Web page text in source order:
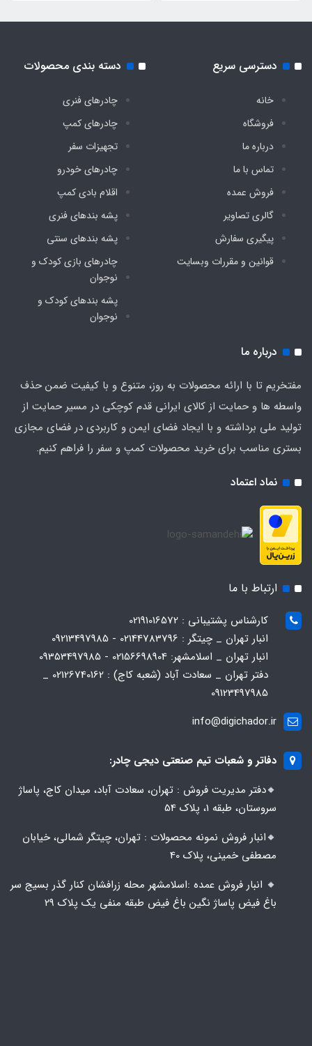
دارد
تعداد درب
یک عدد مجهز به توری پشه بند
تعداد پنجره
یک عدد مجهز به توری پشه بند
چین
نماد اعتماد
دسترسی سریع
خانه
فروشگاه
درباره ما
تماس با ما
فروش عمده
گالری تصاویر
پیگیری سفارش
قوانین و مقررات وبسایت
دسته بندی محصولات
چادرهای فنری
چادرهای کمپ
تجهیزات سفر
چادرهای خودرو
اقلام بادی کمپ
پشه‌ بندهای فنری
پشه‌ بندهای سنتی
چادرهای بازی کودک و
نوجوان
پشه‌ بندهای کودک و
نوجوان
درباره ما
مفتخریم تا با ارائه محصولات به روز، متنوع و با کیفیت ضمن حذف
واسطه ها و حمایت از کالای ایرانی قدم کوچکی در مسیر حمایت از
تولید ملی برداشته و با ایجاد فضای ایمن و کاربردی در فضای مجازی
بستری مناسب برای خرید محصولات کمپ و سفر را فراهم کنیم.
ارتباط با ما
کارشناس پشتیبانی : 02191016572
انبار تهران _ چیتگر : 02144783796 - 09213497985
انبار تهران _ اسلامشهر: 02156698904 - 09353497985
دفتر تهران _ سعادت آباد (شعبه کاج) : 02126740162 _
09123497985
info@digichador.ir
دفاتر و شعبات تیم صنعتی دیجی چادر:
🔸️​​دفتر مدیریت فروش : تهران، سعادت آباد، میدان کاج، پاساژ
سروستان، طبقه 1، پلاک 54
🔸️​​انبار فروش نمونه محصولات : تهران، چیتگر شمالی، خیابان
مصطفی خمینی، پلاک 40
🔸️ انبار فروش عمده :اسلامشهر محله زرافشان کنار گذر بسیج سر
باغ فیض پاساژ نگین باغ فیض طبقه منفی یک پلاک ۲۹